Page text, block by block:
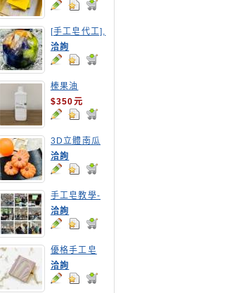
[手工皂代工],
寶石皂
洽詢
榛果油
$350元
3D立體南瓜
手工皂
洽詢
手工皂教學-
嘉南農田水利
會皂花教學
洽詢
優格手工皂
洽詢